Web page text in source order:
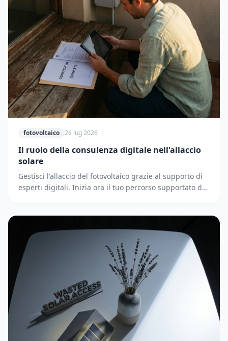
fotovoltaico 26 lug 2026
Il ruolo della consulenza digitale nell'allaccio
solare
Gestisci l'allaccio del fotovoltaico grazie al supporto di
esperti digitali. Inizia ora il tuo percorso supportato dai